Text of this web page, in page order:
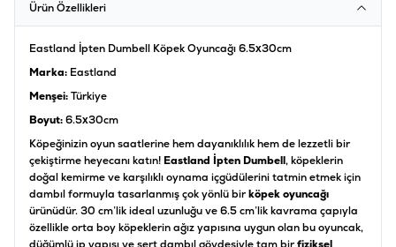
Ürün Özellikleri
Eastland İpten Dumbell Köpek Oyuncağı 6.5x30cm
Marka: Eastland
Menşei:Türkiye
Boyut:6.5x30cm
Köpeğinizin oyun saatlerine hem dayanıklılık hem de lezzetli bir
çekiştirme heyecanı katın! Eastland İpten Dumbell, köpeklerin
doğal kemirme ve karşılıklı oynama içgüdülerini tatmin etmek için
dambıl formuyla tasarlanmış çok yönlü birköpek oyuncağı
ürünüdür. 30 cm’lik ideal uzunluğu ve 6.5 cm’lik kavrama çapıyla
özellikle orta boy köpeklerin ağız yapısına uygun olan bu oyuncak,